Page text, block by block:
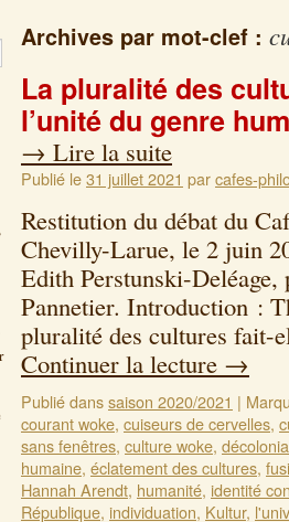
Archives par mot-clef :
La pluralité des
l’unité du genre
→ Lire la suite
Publié le31 juillet 2021 parcafes-
Restitution du débat du
Chevilly-Larue, le 2 juin
Edith Perstunski-
Pannetier. Introduction :
pluralité des cultures fait-
Continuer la lecture →
Publié danssaison 2020/2021 |
courant woke, cuiseurs de cervelles,
sans fenêtres, culture woke,
humaine, éclatement des cultures,
Hannah Arendt, humanité, identité
République, individuation, Kultur,